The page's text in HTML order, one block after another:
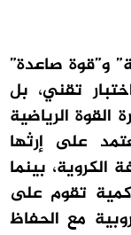
و”قوة صاعدة”
تقني، بل
الرياضية
على إرثها
الكروية، بينما
تقوم على
مع الحفاظ